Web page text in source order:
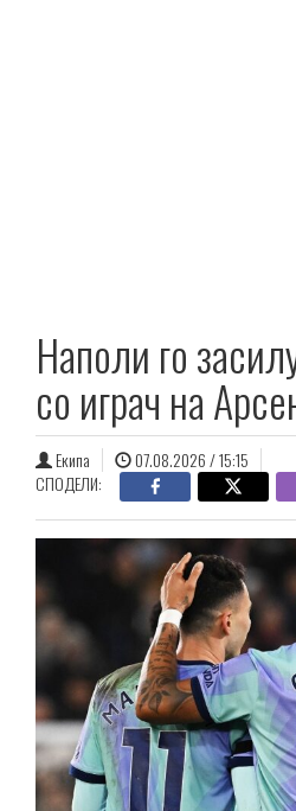
Наполи го
со играч на
Екипа
07.08.2026 / 15:15
СПОДЕЛИ: